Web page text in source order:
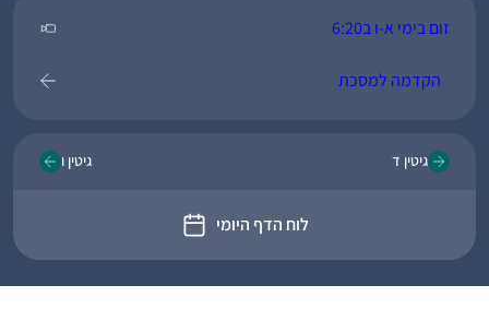
זום בימי א-ו ב6:20
הקדמה למסכת
גיטין ד
לוח הדף היומי
גיטין ו